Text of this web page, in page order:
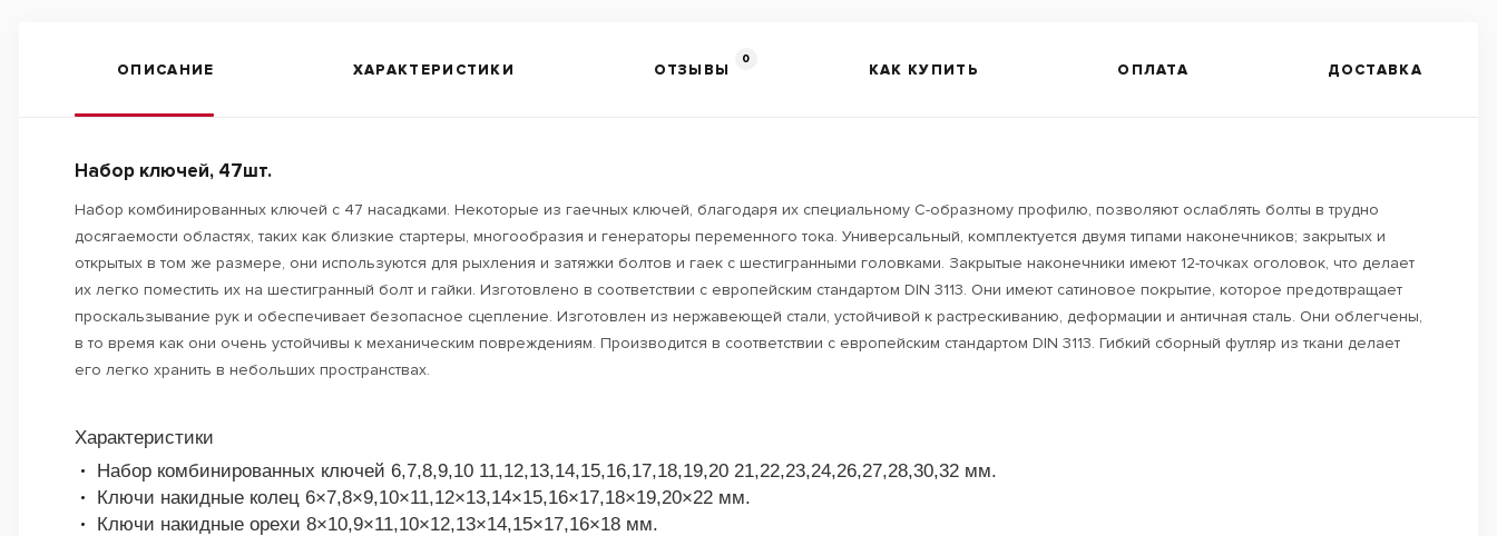
ОПИСАНИЕ ХАРАКТЕРИСТИКИ ОТЗЫВЫ
0
КАК КУПИТЬ ОПЛАТА ДОСТАВКА
Набор ключей, 47шт.
Набор комбинированных ключей с 47 насадками. Некоторые из гаечных ключей, благодаря их специальному C-образному профилю, позволяют ослаблять болты в трудно
досягаемости областях, таких как близкие стартеры, многообразия и генераторы переменного тока. Универсальный, комплектуется двумя типами наконечников; закрытых и
открытых в том же размере, они используются для рыхления и затяжки болтов и гаек с шестигранными головками. Закрытые наконечники имеют 12-точках оголовок, что делает
их легко поместить их на шестигранный болт и гайки. Изготовлено в соответствии с европейским стандартом DIN 3113. Они имеют сатиновое покрытие, которое предотвращает
проскальзывание рук и обеспечивает безопасное сцепление. Изготовлен из нержавеющей стали, устойчивой к растрескиванию, деформации и античная сталь. Они облегчены,
в то время как они очень устойчивы к механическим повреждениям. Производится в соответствии с европейским стандартом DIN 3113. Гибкий сборный футляр из ткани делает
его легко хранить в небольших пространствах.
Характеристики
Набор комбинированных ключей 6,7,8,9,10 11,12,13,14,15,16,17,18,19,20 21,22,23,24,26,27,28,30,32 мм.
Ключи накидные колец 6×7,8×9,10×11,12×13,14×15,16×17,18×19,20×22 мм.
Ключи накидные орехи 8×10,9×11,10×12,13×14,15×17,16×18 мм.